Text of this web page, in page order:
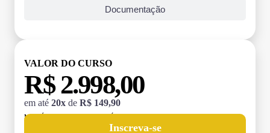
Documentação
VALOR DO CURSO
R$ 2.998,00
em até 20x de R$ 149,90
MATRÍCULA:
Inscreva-se